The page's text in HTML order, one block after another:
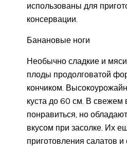
использованы для
консервации.
Банановые ноги
Необычно сладкие и
плоды продолговатой
кончиком.
куста до 60 см. В свежем
понравиться, но
вкусом при засолке. Их
приготовления салатов и